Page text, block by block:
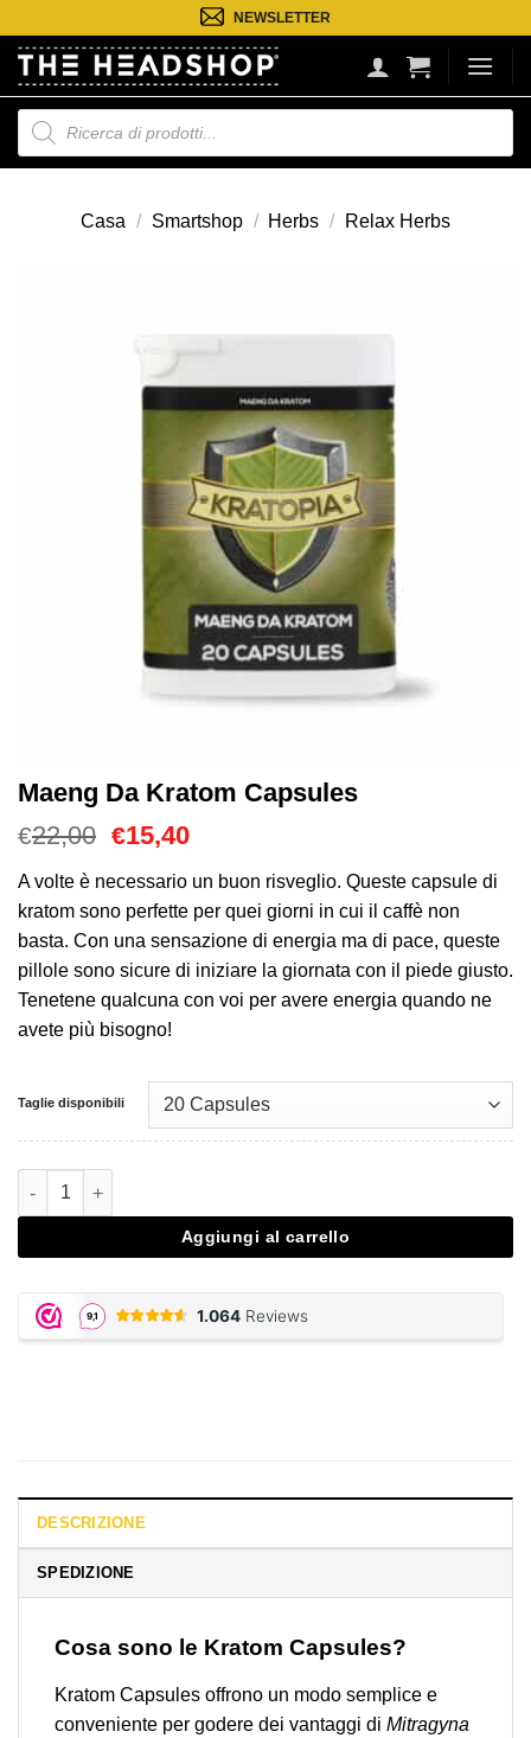
contenuti
NEWSLETTER
Ricerca
prodotti
Casa / Smartshop / Herbs / Relax Herbs
Maeng Da Kratom Capsules
€22,00 Il
originale
era:
€22,00.
€15,40Il
attuale
è:
€15,40.
A volte è necessario un buon risveglio. Queste capsule di
kratom sono perfette per quei giorni in cui il caffè non
basta. Con una sensazione di energia ma di pace, queste
pillole sono sicure di iniziare la giornata con il piede giusto.
Tenetene qualcuna con voi per avere energia quando ne
avete più bisogno!
Taglie disponibili
Maeng Da Kratom Capsules quantità
Aggiungi al carrello
DESCRIZIONE
SPEDIZIONE
Cosa sono le Kratom Capsules?
Kratom Capsules offrono un modo semplice e
conveniente per godere dei vantaggi di Mitragyna